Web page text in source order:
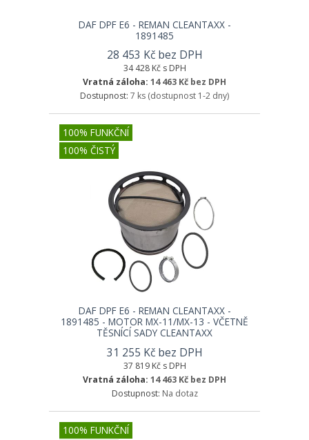
DAF DPF E6 - REMAN CLEANTAXX -
1891485
28 453 Kč bez DPH
34 428 Kč s DPH
Vratná záloha: 14 463 Kč bez DPH
Dostupnost: 7 ks (dostupnost 1-2 dny)
100% FUNKČNÍ
100% ČISTÝ
DAF DPF E6 - REMAN CLEANTAXX -
1891485 - MOTOR MX-11/MX-13 - VČETNĚ
TĚSNÍCÍ SADY CLEANTAXX
31 255 Kč bez DPH
37 819 Kč s DPH
Vratná záloha: 14 463 Kč bez DPH
Dostupnost: Na dotaz
100% FUNKČNÍ